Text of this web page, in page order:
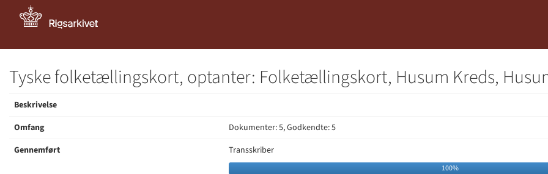
Tyske folketællingskort, optanter: Folketællingskort, Husum Kreds,
Beskrivelse
Omfang
Dokumenter: 5, Godkendte: 5
Gennemført
Transskriber
100%